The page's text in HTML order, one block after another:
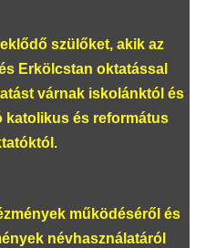
szülőket, akik az
Erkölcstan oktatással
várnak iskolánktól és
katolikus és református
működéséről és
névhasználatáról